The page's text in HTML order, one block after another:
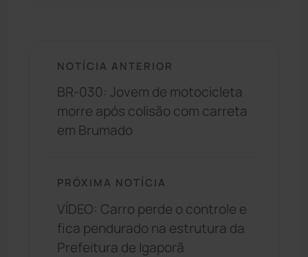
NOTÍCIA ANTERIOR
BR-030: Jovem de motocicleta
morre após colisão com carreta
em Brumado
PRÓXIMA NOTÍCIA
VÍDEO: Carro perde o controle e
fica pendurado na estrutura da
Prefeitura de Igaporã